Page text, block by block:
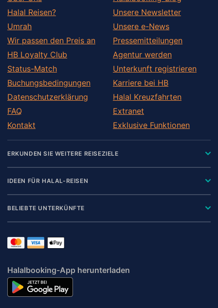
Halal Reisen?
Umrah
Wir passen den Preis an
HB Loyalty Club
Status-Match
Buchungsbedingungen
Datenschutzerklärung
FAQ
Kontakt
Unsere Newsletter
Unsere e-News
Pressemitteilungen
Agentur werden
Unterkunft registrieren
Karriere bei HB
Halal Kreuzfahrten
Extranet
Exklusive Funktionen
ERKUNDEN SIE WEITERE REISEZIELE
IDEEN FÜR HALAL-REISEN
BELIEBTE UNTERKÜNFTE
Halalbooking-App herunterladen